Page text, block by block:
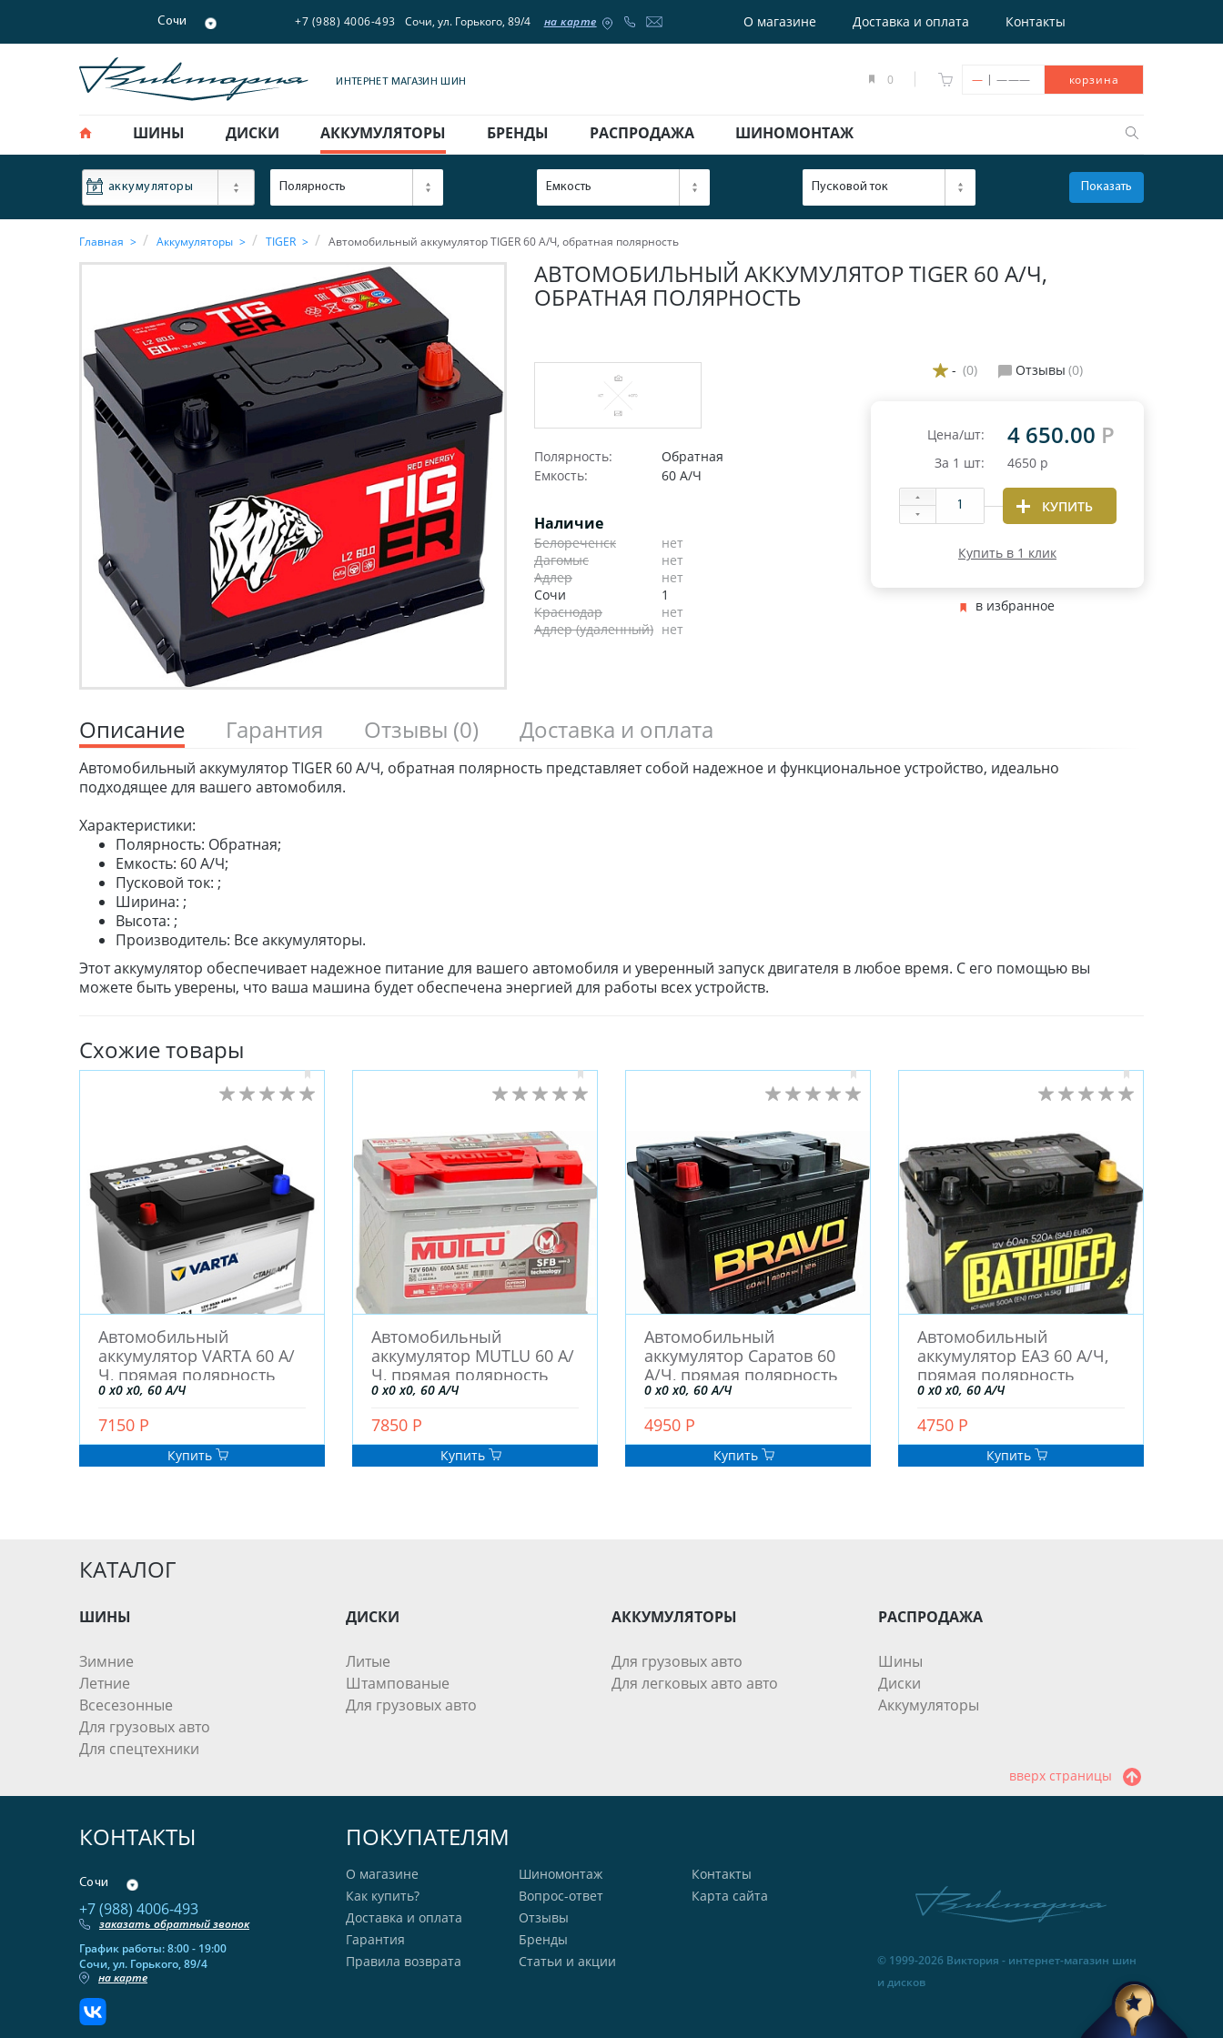
Сочи +7 (988) 4006-493 Сочи, ул. Горького, 89/4 на карте О магазине Доставка и оплата Контакты
ИНТЕРНЕТ МАГАЗИН ШИН 0 — | ——— корзина
ШИНЫ ДИСКИ АККУМУЛЯТОРЫ БРЕНДЫ РАСПРОДАЖА ШИНОМОНТАЖ
ФИЛЬТР ОТКРЫТЬ
аккумуляторы Полярность Емкость Пусковой ток Показать
Главная Аккумуляторы TIGER Автомобильный аккумулятор TIGER 60 А/Ч, обратная полярность
АВТОМОБИЛЬНЫЙ АККУМУЛЯТОР TIGER 60 А/Ч,
ОБРАТНАЯ ПОЛЯРНОСТЬ
Полярность:
Обратная
Емкость:
60 А/Ч
Наличие
Белореченск
нет
Дагомыс
нет
Адлер
нет
Сочи
1
Краснодар
нет
Адлер (удаленный) нет
- (0) Отзывы (0)
Цена/шт: 4 650.00 Р
За 1 шт: 4650 р
КУПИТЬ
Купить в 1 клик
в избранное
Описание Гарантия Отзывы (0) Доставка и оплата
Автомобильный аккумулятор TIGER 60 А/Ч, обратная полярность представляет собой надежное и функциональное устройство, идеально
подходящее для вашего автомобиля.
Характеристики:
Полярность: Обратная;
Емкость: 60 А/Ч;
Пусковой ток: ;
Ширина: ;
Высота: ;
Производитель: Все аккумуляторы.
Этот аккумулятор обеспечивает надежное питание для вашего автомобиля и уверенный запуск двигателя в любое время. С его помощью вы
можете быть уверены, что ваша машина будет обеспечена энергией для работы всех устройств.
Схожие товары
Автомобильный
аккумулятор VARTA 60 А/
Ч, прямая полярность
0 x0 x0, 60 А/Ч
7150 Р
Купить
Автомобильный
аккумулятор MUTLU 60 А/
Ч, прямая полярность
0 x0 x0, 60 А/Ч
7850 Р
Купить
Автомобильный
аккумулятор Саратов 60
А/Ч, прямая полярность
0 x0 x0, 60 А/Ч
4950 Р
Купить
Автомобильный
аккумулятор ЕАЗ 60 А/Ч,
прямая полярность
0 x0 x0, 60 А/Ч
4750 Р
Купить
КАТАЛОГ
ШИНЫ
Зимние
Летние
Всесезонные
Для грузовых авто
Для спецтехники
ДИСКИ
Литые
Штампованые
Для грузовых авто
АККУМУЛЯТОРЫ
Для грузовых авто
Для легковых авто авто
РАСПРОДАЖА
Шины
Диски
Аккумуляторы
вверх страницы
КОНТАКТЫ
Сочи
+7 (988) 4006-493
заказать обратный звонок
График работы: 8:00 - 19:00
Сочи, ул. Горького, 89/4
на карте
ПОКУПАТЕЛЯМ
О магазине
Как купить?
Доставка и оплата
Гарантия
Правила возврата
Шиномонтаж
Вопрос-ответ
Отзывы
Бренды
Статьи и акции
Контакты
Карта сайта
© 1999-2026 Виктория - интернет-магазин шин
и дисков